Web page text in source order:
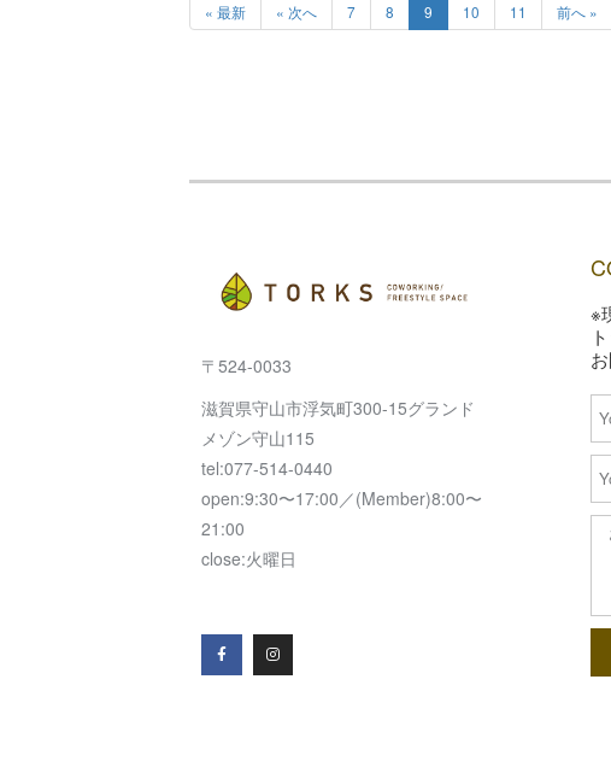
« 最新 « 次へ 7 8 9 10 11 前へ »
〒524-0033
滋賀県守山市浮気町300-15グランド
メゾン守山115
tel:077-514-0440
open:9:30〜17:00／(Member)8:00〜
21:00
close:火曜日
※